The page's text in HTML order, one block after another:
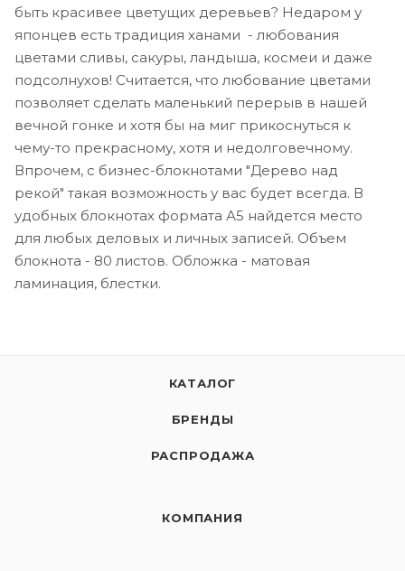
быть красивее цветущих деревьев? Недаром у
японцев есть традиция ханами - любования
цветами сливы, сакуры, ландыша, космеи и даже
подсолнухов! Считается, что любование цветами
позволяет сделать маленький перерыв в нашей
вечной гонке и хотя бы на миг прикоснуться к
чему-то прекрасному, хотя и недолговечному.
Впрочем, с бизнес-блокнотами "Дерево над
рекой" такая возможность у вас будет всегда. В
удобных блокнотах формата А5 найдется место
для любых деловых и личных записей. Объем
блокнота - 80 листов. Обложка - матовая
ламинация, блестки.
КАТАЛОГ
БРЕНДЫ
РАСПРОДАЖА
КОМПАНИЯ